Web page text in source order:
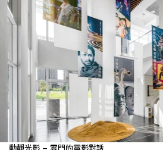
動靜光影 - 雲門的電影對話